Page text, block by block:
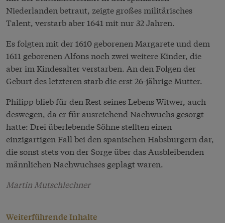
Niederlanden betraut, zeigte großes militärisches
Talent, verstarb aber 1641 mit nur 32 Jahren.
Es folgten mit der 1610 geborenen Margarete und dem
1611 geborenen Alfons noch zwei weitere Kinder, die
aber im Kindesalter verstarben. An den Folgen der
Geburt des letzteren starb die erst 26-jährige Mutter.
Philipp blieb für den Rest seines Lebens Witwer, auch
deswegen, da er für ausreichend Nachwuchs gesorgt
hatte: Drei überlebende Söhne stellten einen
einzigartigen Fall bei den spanischen Habsburgern dar,
die sonst stets von der Sorge über das Ausbleibenden
männlichen Nachwuchses geplagt waren.
Martin Mutschlechner
Weiterführende Inhalte